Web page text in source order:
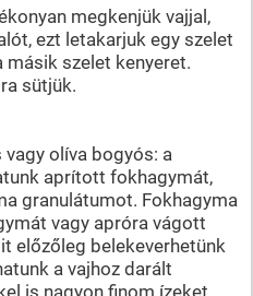
megkenjük vajjal,
ezt letakarjuk egy szelet
szelet kenyeret.
sütjük.
olíva bogyós: a
aprított fokhagymát,
granulátumot. Fokhagyma
vagy apróra vágott
előzőleg belekeverhetünk
a vajhoz darált
is nagyon finom ízeket